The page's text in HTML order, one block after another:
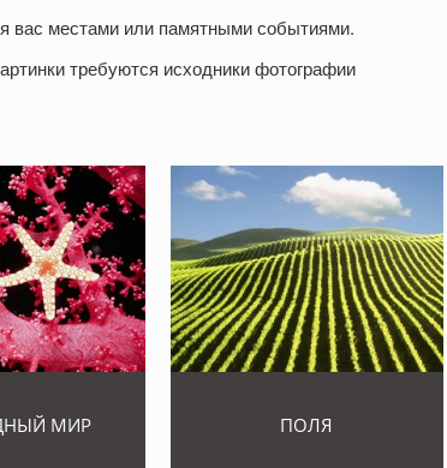
вас местами или памятными событиями.
требуются исходники фотографии
МИР ПОЛЯ